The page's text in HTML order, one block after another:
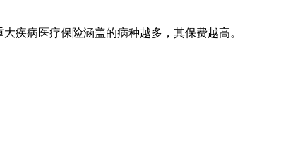
疾病医疗保险涵盖的病种越多，其保费越高。